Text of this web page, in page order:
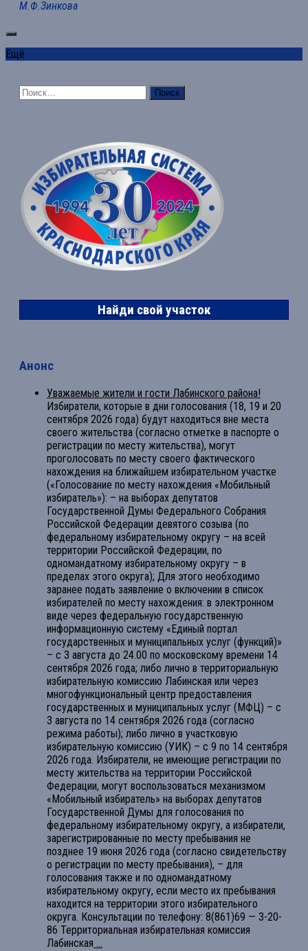
М.Ф.Зинкова
Ещё
Найти:
Найди свой участок
Анонс
Уважаемые жители и гости Лабинского района!
Избиратели, которые в дни голосования (18, 19 и 20
сентября 2026 года) будут находиться вне места
своего жительства (согласно отметке в паспорте о
регистрации по месту жительства), могут
проголосовать по месту своего фактического
нахождения на ближайшем избирательном участке
(«Голосование по месту нахождения «Мобильный
избиратель»): – на выборах депутатов
Государственной Думы Федерального Собрания
Российской Федерации девятого созыва (по
федеральному избирательному округу – на всей
территории Российской Федерации, по
одномандатному избирательному округу – в
пределах этого округа); Для этого необходимо
заранее подать заявление о включении в список
избирателей по месту нахождения: в электронном
виде через федеральную государственную
информационную систему «Единый портал
государственных и муниципальных услуг (функций)»
– с 3 августа до 24.00 по московскому времени 14
сентября 2026 года; либо лично в территориальную
избирательную комиссию Лабинская или через
многофункциональный центр предоставления
государственных и муниципальных услуг (МФЦ) – с
3 августа по 14 сентября 2026 года (согласно
режима работы); либо лично в участковую
избирательную комиссию (УИК) – с 9 по 14 сентября
2026 года. Избиратели, не имеющие регистрации по
месту жительства на территории Российской
Федерации, могут воспользоваться механизмом
«Мобильный избиратель» на выборах депутатов
Государственной Думы для голосования по
федеральному избирательному округу, а избиратели,
зарегистрированные по месту пребывания не
позднее 19 июня 2026 года (согласно свидетельству
о регистрации по месту пребывания), – для
голосования также и по одномандатному
избирательному округу, если место их пребывания
находится на территории этого избирательного
округа. Консультации по телефону: 8(861)69 — 3-20-
86 Территориальная избирательная комиссия
Лабинская ...